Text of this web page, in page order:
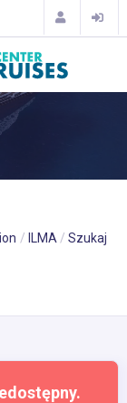
ILMA Szukaj